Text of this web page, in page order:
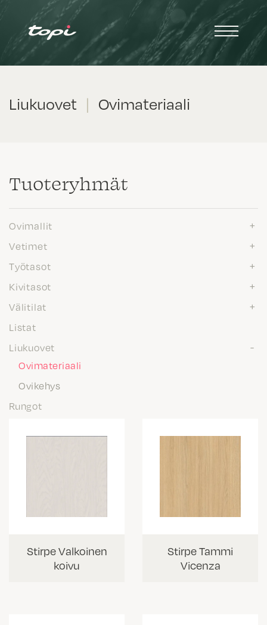
Liukuovet | Ovimateriaali
Tuote­ryhmät
Ovimallit
Vetimet
Työtasot
Kivitasot
Välitilat
Listat
Liukuovet
Ovimateriaali
Ovikehys
Rungot
Stirpe Valkoinen
koivu
Stirpe Tammi
Vicenza